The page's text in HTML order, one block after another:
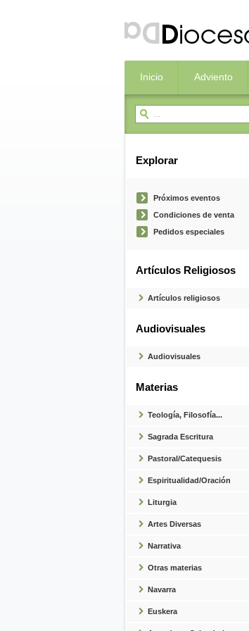
Inicio Adviento
Explorar
Próximos eventos
Condiciones de venta
Pedidos especiales
Artículos Religiosos
Artículos religiosos
Audiovisuales
Audiovisuales
Materias
Teología, Filosofía...
Sagrada Escritura
Pastoral/Catequesis
Espiritualidad/Oración
Liturgia
Artes Diversas
Narrativa
Otras materias
Navarra
Euskera